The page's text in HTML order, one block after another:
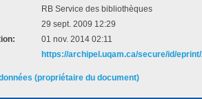
RB Service des bibliothèques
29 sept. 2009 12:29
01 nov. 2014 02:11
https://archipel.uqam.ca/secure/id/
(propriétaire du document)